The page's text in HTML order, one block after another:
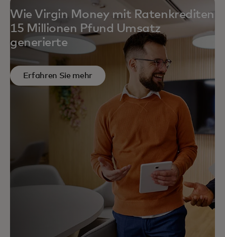
Wie Virgin Money mit Ratenkrediten
15 Millionen Pfund Umsatz
generierte
Erfahren Sie mehr